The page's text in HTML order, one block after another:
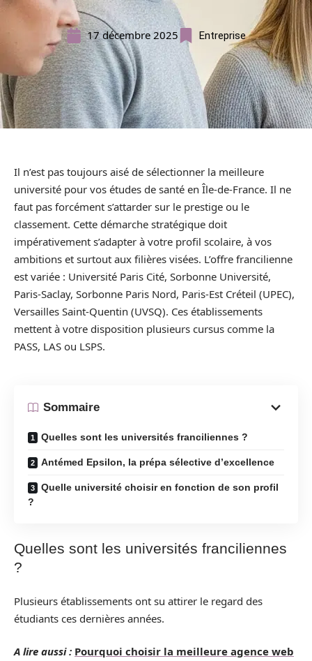
17 décembre 2025 Entreprise
Il n’est pas toujours aisé de sélectionner la meilleure
université pour vos études de santé en Île-de-France. Il ne
faut pas forcément s’attarder sur le prestige ou le
classement. Cette démarche stratégique doit
impérativement s’adapter à votre profil scolaire, à vos
ambitions et surtout aux filières visées. L’offre francilienne
est variée : Université Paris Cité, Sorbonne Université,
Paris-Saclay, Sorbonne Paris Nord, Paris-Est Créteil (UPEC),
Versailles Saint-Quentin (UVSQ). Ces établissements
mettent à votre disposition plusieurs cursus comme la
PASS, LAS ou LSPS.
Sommaire
Quelles sont les universités franciliennes ?
Antémed Epsilon, la prépa sélective d’excellence
Quelle université choisir en fonction de son profil
?
Quelles sont les universités franciliennes
?
Plusieurs établissements ont su attirer le regard des
étudiants ces dernières années.
A lire aussi : Pourquoi choisir la meilleure agence web